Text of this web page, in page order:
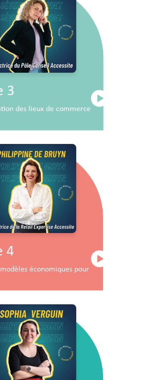
3
des lieux de commerce
4
modèles économiques pour les centres